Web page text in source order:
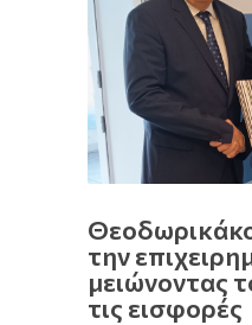
την
μειώνοντας
τις εισφορές